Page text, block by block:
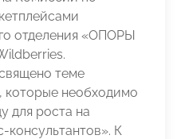
отделения «ОПОРЫ
теме
которые необходимо
для роста на
консультантов». К